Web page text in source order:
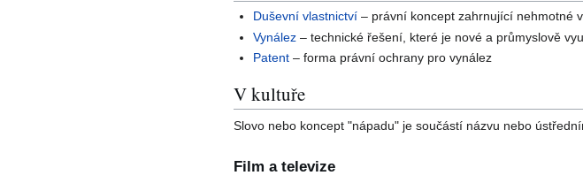
Duševní vlastnictví – právní koncept zahrnující nehmotné
Vynález – technické řešení, které je nové a průmyslově
Patent – forma právní ochrany pro vynález
V kultuře
Slovo nebo koncept "nápadu" je součástí názvu nebo
Film a televize